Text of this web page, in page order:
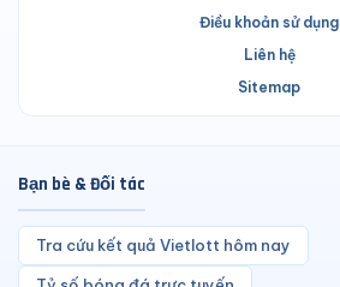
Điều khoản sử dụng
Liên hệ
Sitemap
Bạn bè & Đối tác
Tra cứu kết quả Vietlott hôm nay